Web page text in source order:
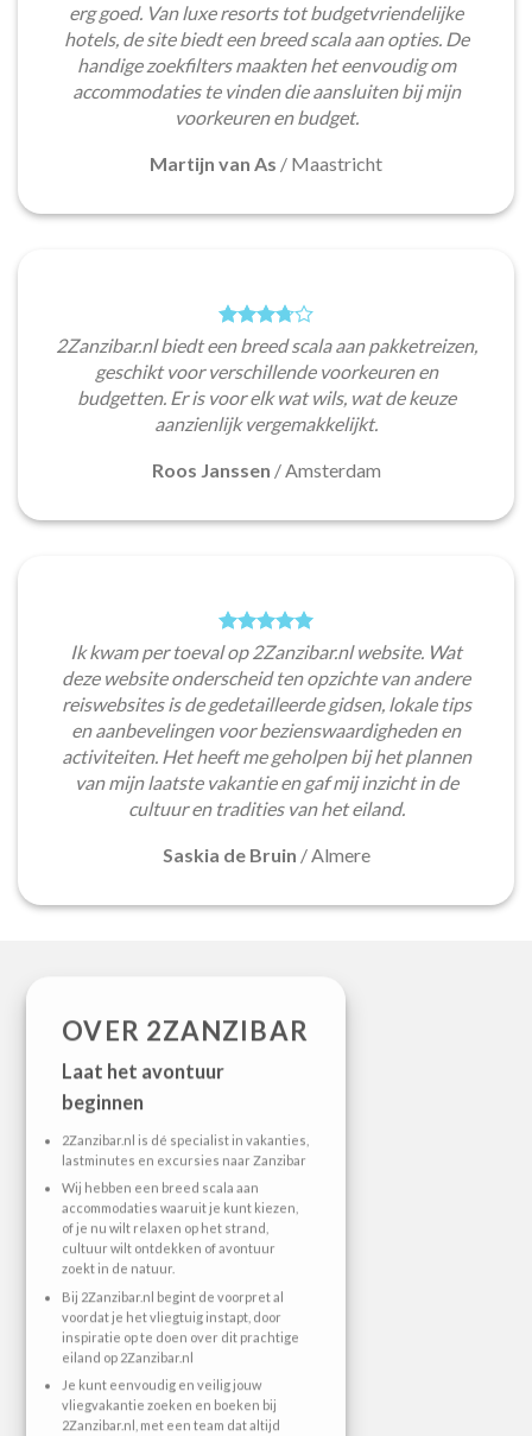
erg goed. Van luxe resorts tot budgetvriendelijke
hotels, de site biedt een breed scala aan opties. De
handige zoekfilters maakten het eenvoudig om
accommodaties te vinden die aansluiten bij mijn
voorkeuren en budget.
Martijn van As / Maastricht
2Zanzibar.nl biedt een breed scala aan pakketreizen,
geschikt voor verschillende voorkeuren en
budgetten. Er is voor elk wat wils, wat de keuze
aanzienlijk vergemakkelijkt.
Roos Janssen /Amsterdam
Ik kwam per toeval op 2Zanzibar.nl website. Wat
deze website onderscheid ten opzichte van andere
reiswebsites is de gedetailleerde gidsen, lokale tips
en aanbevelingen voor bezienswaardigheden en
activiteiten. Het heeft me geholpen bij het plannen
van mijn laatste vakantie en gaf mij inzicht in de
cultuur en tradities van het eiland.
Saskia de Bruin /Almere
OVER 2ZANZIBAR
Laat het avontuur
beginnen
2Zanzibar.nl is dé specialist in vakanties,
lastminutes en excursies naar Zanzibar
Wij hebben een breed scala aan
accommodaties waaruit je kunt kiezen,
of je nu wilt relaxen op het strand,
cultuur wilt ontdekken of avontuur
zoekt in de natuur.
Bij 2Zanzibar.nl begint de voorpret al
voordat je het vliegtuig instapt, door
inspiratie op te doen over dit prachtige
eiland op 2Zanzibar.nl
Je kunt eenvoudig en veilig jouw
vliegvakantie zoeken en boeken bij
2Zanzibar.nl, met een team dat altijd